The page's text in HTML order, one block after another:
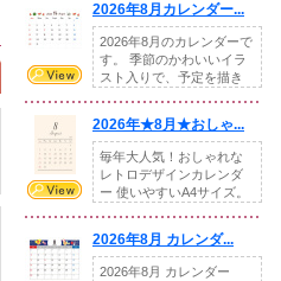
2026年8月カレンダー...
2026年8月のカレンダーで
す。 季節のかわいいイラ
スト入りで、予定を描き
2026年★8月★おしゃ...
毎年大人気！おしゃれな
レトロデザインカレンダ
ー 使いやすいA4サイズ。
2026年8月 カレンダ...
2026年8月 カレンダー